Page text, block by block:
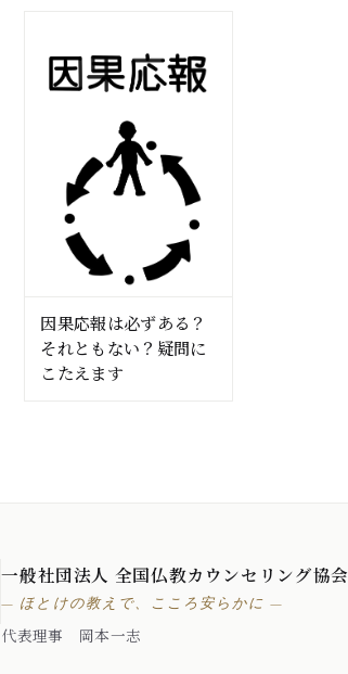
因果応報は必ずある？
それともない？疑問に
こたえます
一般社団法人 全国仏教カウンセリング協会
— ほとけの教えで、こころ安らかに —
代表理事 岡本一志